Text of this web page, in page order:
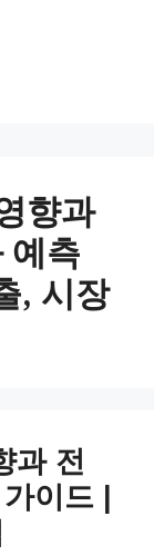
향과
예측
, 시장
과 전
이드 |